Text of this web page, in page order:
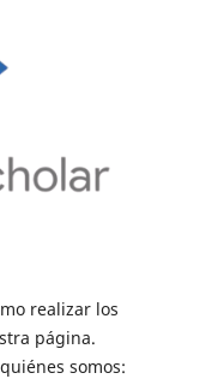
realizar los
página.
somos: